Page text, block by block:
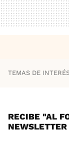
TEMAS DE
RECIBE "AL